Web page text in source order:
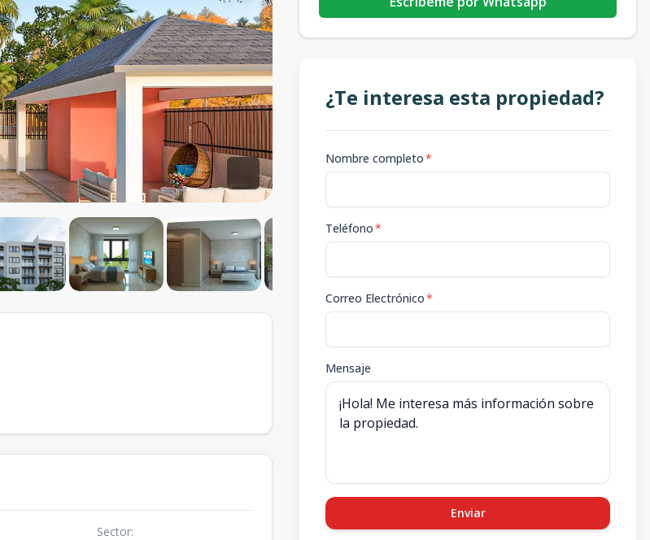
Sector:
¿Te interesa esta propiedad?
Nombre completo*
Teléfono*
Correo Electrónico*
Mensaje
Enviar